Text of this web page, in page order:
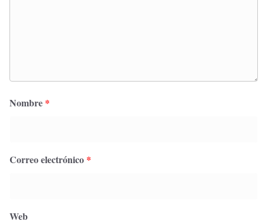
Nombre *
Correo electrónico *
Web